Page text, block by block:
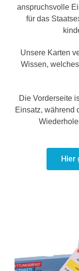
anspruchsvolle
für das
Unsere Karten
Wissen,
Die Vorderseite
Einsatz, während
Hier